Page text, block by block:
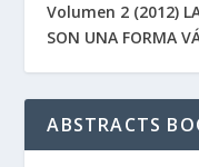
Volumen 2 (2012)
SON UNA FORMA
ABSTRACTS